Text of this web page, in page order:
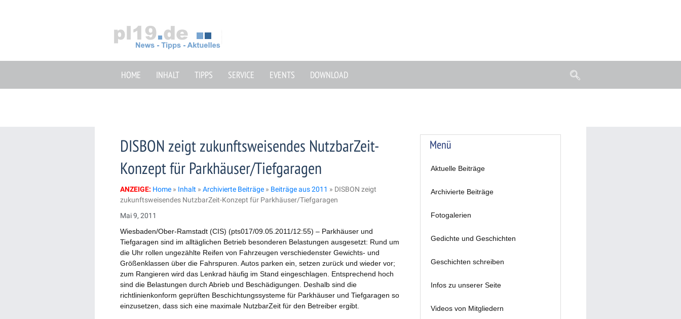
HOME INHALT TIPPS SERVICE EVENTS DOWNLOAD
DISBON zeigt zukunftsweisendes NutzbarZeit-
Konzept für Parkhäuser/Tiefgaragen
ANZEIGE: Home » Inhalt » Archivierte Beiträge » Beiträge aus 2011 » DISBON zeigt
zukunftsweisendes NutzbarZeit-Konzept für Parkhäuser/Tiefgaragen
Mai 9, 2011
Wiesbaden/Ober-Ramstadt (CIS) (pts017/09.05.2011/12:55) – Parkhäuser und
Tiefgaragen sind im alltäglichen Betrieb besonderen Belastungen ausgesetzt: Rund um
die Uhr rollen ungezählte Reifen von Fahrzeugen verschiedenster Gewichts- und
Größenklassen über die Fahrspuren. Autos parken ein, setzen zurück und wieder vor;
zum Rangieren wird das Lenkrad häufig im Stand eingeschlagen. Entsprechend hoch
sind die Belastungen durch Abrieb und Beschädigungen. Deshalb sind die
richtlinienkonform geprüften Beschichtungssysteme für Parkhäuser und Tiefgaragen so
einzusetzen, dass sich eine maximale NutzbarZeit für den Betreiber ergibt.
Menü
Aktuelle Beiträge
Archivierte Beiträge
Fotogalerien
Gedichte und Geschichten
Geschichten schreiben
Infos zu unserer Seite
Videos von Mitgliedern